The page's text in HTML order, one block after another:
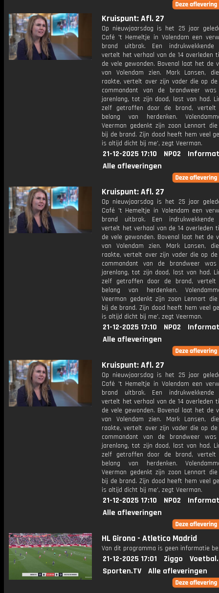
Kruispunt: Afl. 27
Op nieuwjaarsdag is het 25 jaar
Café 't Hemeltje in Volendam een
brand uitbrak. Een indrukwekkende
vertelt het verhaal van de 14 overleden
de vele gewonden. Bovenal laat het de
van Volendam zien. Mark Lansen,
raakte, vertelt over zijn vader die op de
commandant van de brandweer
jarenlang, tot zijn dood, last van had.
zelf getroffen door de brand,
belang van herdenken.
Veerman gedenkt zijn zoon Lennart
bij de brand. Zijn dood heeft hem veel
is altijd dicht bij me', zegt Veerman.
21-12-2025 17:10 NPO2
Alle afleveringen
Kruispunt: Afl. 27
Op nieuwjaarsdag is het 25 jaar
Café 't Hemeltje in Volendam een
brand uitbrak. Een indrukwekkende
vertelt het verhaal van de 14 overleden
de vele gewonden. Bovenal laat het de
van Volendam zien. Mark Lansen,
raakte, vertelt over zijn vader die op de
commandant van de brandweer
jarenlang, tot zijn dood, last van had.
zelf getroffen door de brand,
belang van herdenken.
Veerman gedenkt zijn zoon Lennart
bij de brand. Zijn dood heeft hem veel
is altijd dicht bij me', zegt Veerman.
21-12-2025 17:10 NPO2
Alle afleveringen
Kruispunt: Afl. 27
Op nieuwjaarsdag is het 25 jaar
Café 't Hemeltje in Volendam een
brand uitbrak. Een indrukwekkende
vertelt het verhaal van de 14 overleden
de vele gewonden. Bovenal laat het de
van Volendam zien. Mark Lansen,
raakte, vertelt over zijn vader die op de
commandant van de brandweer
jarenlang, tot zijn dood, last van had.
zelf getroffen door de brand,
belang van herdenken.
Veerman gedenkt zijn zoon Lennart
bij de brand. Zijn dood heeft hem veel
is altijd dicht bij me', zegt Veerman.
21-12-2025 17:10 NPO2
Alle afleveringen
HL Girona - Atletico Madrid
Van dit programma is geen informatie
21-12-2025 17:01 Ziggo
Sporten.TV
Alle afleveringen